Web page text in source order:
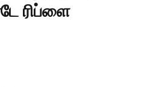
ரிப்ளை